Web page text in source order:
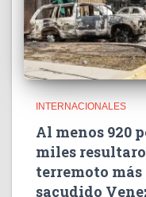
INTERNACIONALES
Al menos 920
miles
terremoto
sacudido